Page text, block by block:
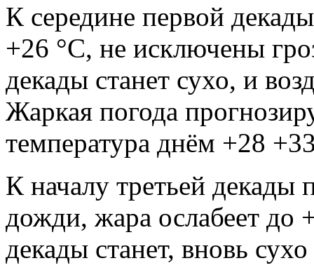
К середине первой
+26 °С, не исключены
декады станет сухо, и
Жаркая погода
температура днём +28
К началу третьей декады
дожди, жара ослабеет до
декады станет, вновь